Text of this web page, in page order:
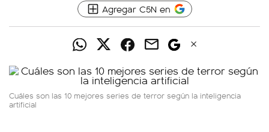
Agregar C5N en
Cuáles son las 10 mejores series de terror según la inteligencia
artificial